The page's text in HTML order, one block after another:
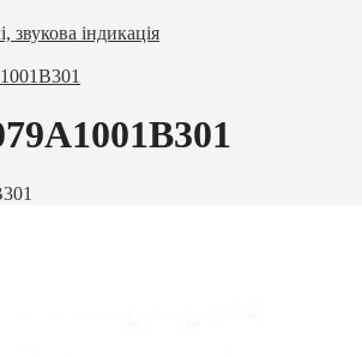
звукова індикація